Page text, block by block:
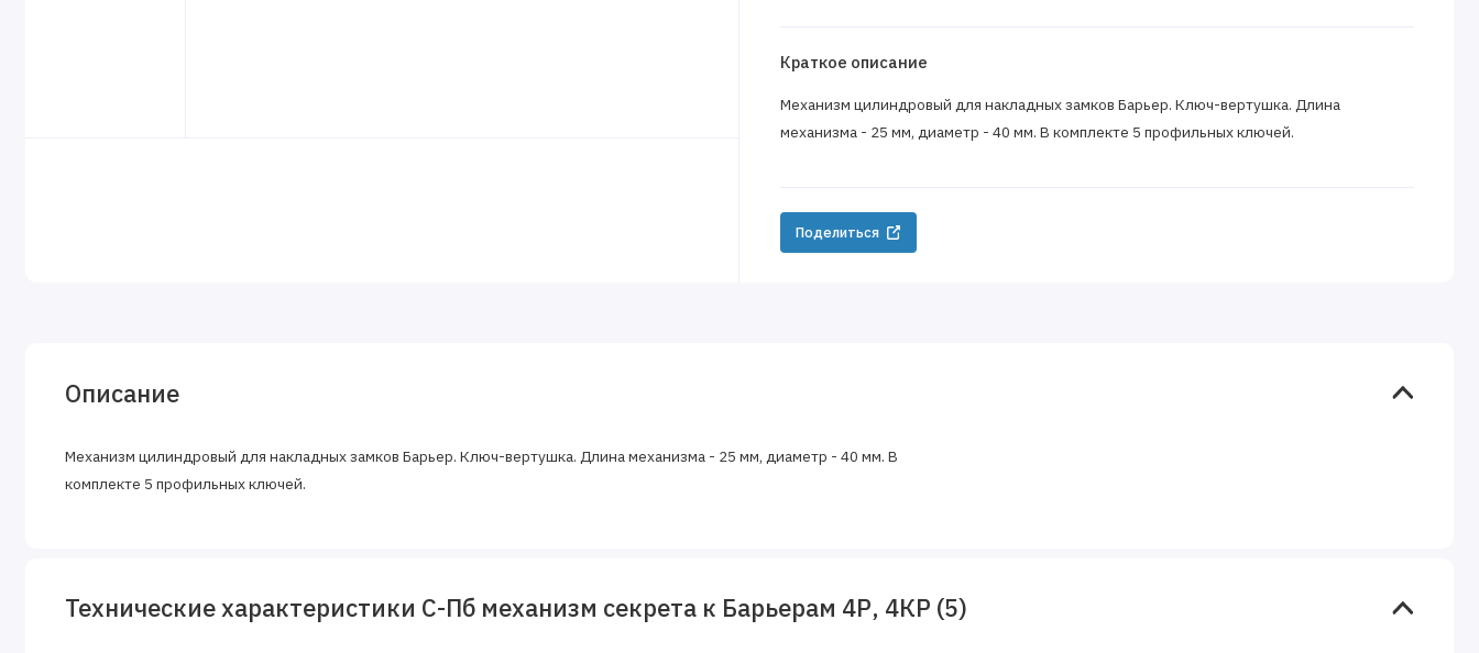
Краткое описание
Механизм цилиндровый для накладных замков Барьер. Ключ-вертушка. Длина
механизма - 25 мм, диаметр - 40 мм. В комплекте 5 профильных ключей.
Поделиться
Описание
Механизм цилиндровый для накладных замков Барьер. Ключ-вертушка. Длина механизма - 25 мм, диаметр - 40 мм. В
комплекте 5 профильных ключей.
Технические характеристики С-Пб механизм секрета к Барьерам 4Р, 4КР (5)